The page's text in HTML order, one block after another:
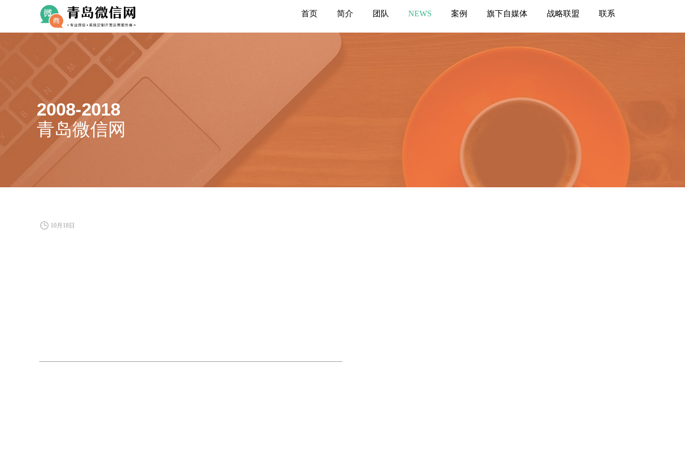
首页 简介 团队 NEWS 案例 旗下自媒体 战略联盟 联系
2008-2018
青岛微信网
10月18日